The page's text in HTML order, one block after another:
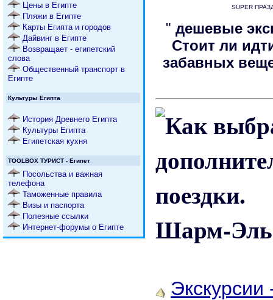
Цены в Египте
Пляжи в Египте
Карты Египта и городов
Дайвинг в Египте
Возвращает - египетский
слова
Общественный транспорт в
Египте
Культуры Египта
История Древнего Египта
Культуры Египта
Египетская кухня
TOOLBOX ТУРИСТ - Египет
Посольства и важная
телефона
Таможенные правила
Визы и паспорта
Полезные ссылки
Интернет-форумы о Египте
SUPER
"дешевые
Стоит ли
забавных
Шарм-
Экскурсии